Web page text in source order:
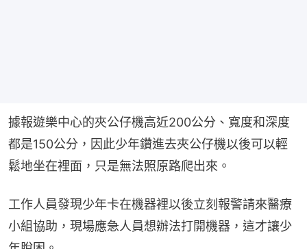
據報遊樂中心的夾公仔機高近200公分、寬度和深度
都是150公分，因此少年鑽進去夾公仔機以後可以輕
鬆地坐在裡面，只是無法照原路爬出來。
工作人員發現少年卡在機器裡以後立刻報警請來醫療
小組協助，現場應急人員想辦法打開機器，這才讓少